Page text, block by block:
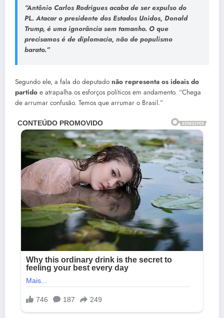
“Antônio Carlos Rodrigues acaba de ser expulso do
PL. Atacar o presidente dos Estados Unidos, Donald
Trump, é uma ignorância sem tamanho. O que
precisamos é de diplomacia, não de populismo
barato.”
Segundo ele, a fala do deputado não representa os ideais do
partido e atrapalha os esforços políticos em andamento. “Chega
de arrumar confusão. Temos que arrumar o Brasil.”